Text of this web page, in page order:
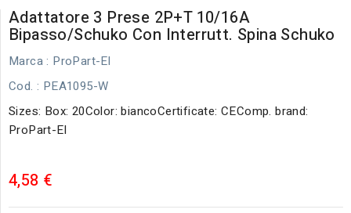
Adattatore 3 Prese 2P+T 10/16A
Bipasso/Schuko Con Interrutt. Spina Schuko
Marca : ProPart-El
Cod. : PEA1095-W
Sizes: Box: 20Color: biancoCertificate: CEComp. brand:
ProPart-El
4,58 €